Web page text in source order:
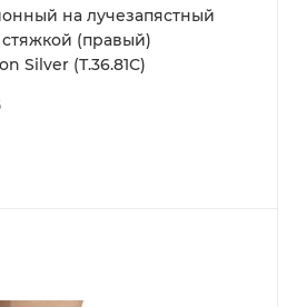
на лучезапястный
(правый)
Silver (Т.36.81С)